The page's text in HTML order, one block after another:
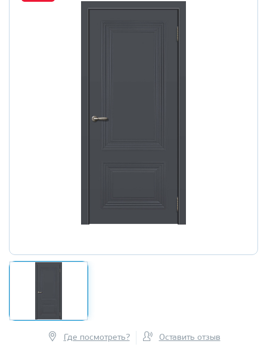
Где посмотреть? Оставить отзыв